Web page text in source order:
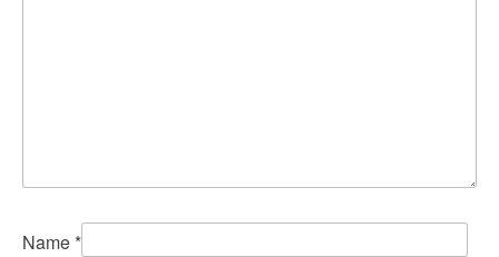
Name *